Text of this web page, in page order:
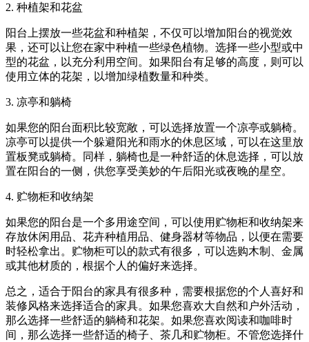
2. 种植架和花盆
阳台上摆放一些花盆和种植架，不仅可以增加阳台的视觉效
果，还可以让您在家中种植一些绿色植物。选择一些小型或中
型的花盆，以充分利用空间。如果阳台有足够的高度，则可以
使用立体的花架，以增加绿植数量和种类。
3. 凉亭和躺椅
如果您的阳台面积比较宽敞，可以选择放置一个凉亭或躺椅。
凉亭可以提供一个躲避阳光和雨水的休息区域，可以在这里放
置板凳或躺椅。同样，躺椅也是一种舒适的休息选择，可以放
置在阳台的一侧，供您享受美妙的午后阳光或夜晚的星空。
4. 贮物柜和收纳架
如果您的阳台是一个多用途空间，可以使用贮物柜和收纳架来
存放休闲用品、花卉种植用品、健身器材等物品，以便在需要
时轻松拿出。贮物柜可以的款式有很多，可以选购木制、金属
或其他材质的，根据个人的偏好来选择。
总之，适合于阳台的家具有很多种，需要根据您的个人喜好和
装修风格来选择适合的家具。如果您喜欢大自然和户外活动，
那么选择一些舒适的躺椅和花架。如果您喜欢阅读和咖啡时
间，那么选择一些舒适的椅子、茶几和贮物柜。不管您选择什